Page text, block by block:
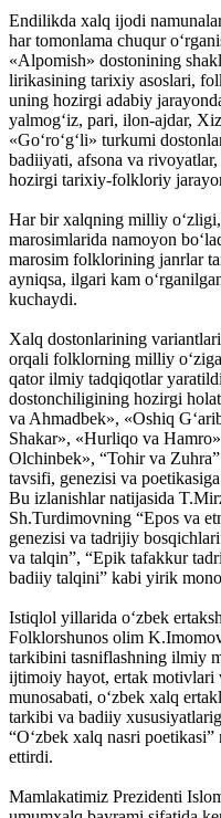
Endilikda xalq ijodi
har tomonlama chuqur
«Alpomish» dostonining
lirikasining tarixiy asoslari,
uning hozirgi adabiy
yalmog‘iz, pari, ilon-ajdar,
«Go‘ro‘g‘li» turkumi
badiiyati, afsona va
hozirgi tarixiy-folkloriy
Har bir xalqning milliy
marosimlarida namoyon
marosim folklorining janrlar
ayniqsa, ­ilgari kam
kuchaydi.
Xalq dostonlarining
orqali folklorning milliy
qator ilmiy tadqiqotlar
dostonchiligining hozirgi
va Ahmadbek», «Oshiq
Shakar», «Hurliqo va
Olchinbek», “Tohir va
tavsifi, genezisi va
Bu izlanishlar natijasida
Sh.Turdimovning “Epos va
genezisi va tadrijiy
va talqin”, “Epik tafakkur
badiiy talqini” kabi yirik
Istiqlol yillarida o‘zbek
Folklorshunos olim
tarkibini tasniflashning ilmiy
ijtimoiy hayot, ertak motivlari
munosabati, o‘zbek xalq
tarkibi va badiiy
“O‘zbek xalq nasri
ettirdi.
Mamlakatimiz Prezidenti